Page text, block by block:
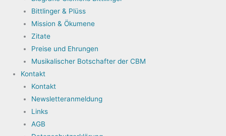
Bittlinger & Plüss
Mission & Ökumene
Zitate
Preise und Ehrungen
Musikalischer Botschafter der CBM
Kontakt
Kontakt
Newsletteranmeldung
Links
AGB